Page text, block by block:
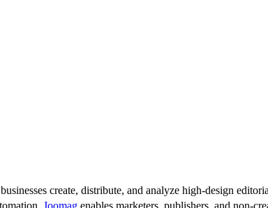
create, distribute, and analyze high-design
Joomag enables marketers, publishers, and non-